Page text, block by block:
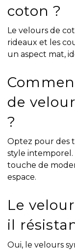
coton ?
Le velours de
rideaux et les
un aspect mat,
de
?
Optez pour des
style
touche de
espace.
Le
il
Oui, le velours